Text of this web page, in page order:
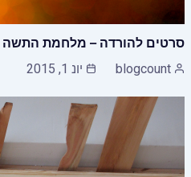
סרטים להורדה – מלחמת התשה
blogcount יונ 1, 2015